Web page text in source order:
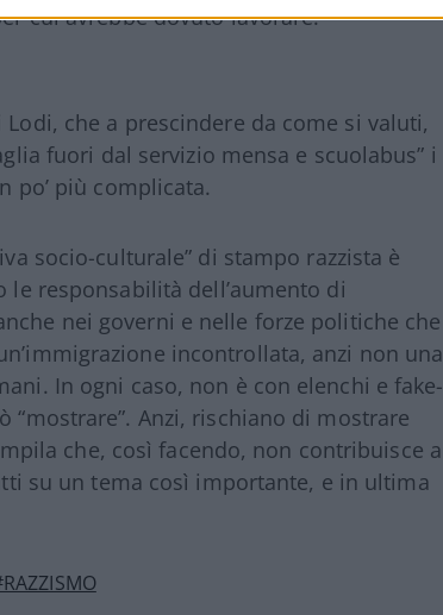
cui avrebbe dovuto lavorare.
che a prescindere da come si valuti,
fuori dal servizio mensa e scuolabus” i
po’ più complicata.
socio-culturale” di stampo razzista è
responsabilità dell’aumento di
nei governi e nelle forze politiche che
incontrollata, anzi non una
In ogni caso, non è con elenchi e fake-
Anzi, rischiano di mostrare
che, così facendo, non contribuisce a
su un tema così importante, e in ultima